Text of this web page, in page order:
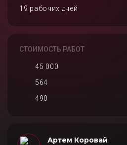
19 рабочих дней
СТОИМОСТЬ РАБОТ
45 000
564
490
Артем Коровай